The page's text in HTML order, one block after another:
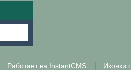
Работает на InstantCMS Иконки